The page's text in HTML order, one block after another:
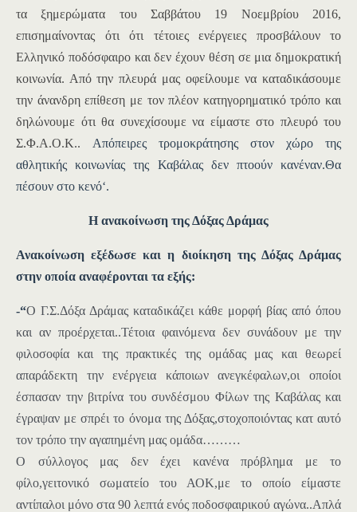
τα ξημερώματα του Σαββάτου 19 Νοεμβρίου 2016,
επισημαίνοντας ότι ότι τέτοιες ενέργειες προσβάλουν το
Ελληνικό ποδόσφαιρο και δεν έχουν θέση σε μια δημοκρατική
κοινωνία. Από την πλευρά μας οφείλουμε να καταδικάσουμε
την άνανδρη επίθεση με τον πλέον κατηγορηματικό τρόπο και
δηλώνουμε ότι θα συνεχίσουμε να είμαστε στο πλευρό του
Σ.Φ.Α.Ο.Κ.. Απόπειρες τρομοκράτησης στον χώρο της
αθλητικής κοινωνίας της Καβάλας δεν πτοούν κανέναν.Θα
πέσουν στο κενό‘.
Η ανακοίνωση της Δόξας Δράμας
Ανακοίνωση εξέδωσε και η διοίκηση της Δόξας Δράμας
στην οποία αναφέρονται τα εξής:
-“Ο Γ.Σ.Δόξα Δράμας καταδικάζει κάθε μορφή βίας από όπου
και αν προέρχεται..Τέτοια φαινόμενα δεν συνάδουν με την
φιλοσοφία και της πρακτικές της ομάδας μας και θεωρεί
απαράδεκτη την ενέργεια κάποιων ανεγκέφαλων,οι οποίοι
έσπασαν την βιτρίνα του συνδέσμου Φίλων της Καβάλας και
έγραψαν με σπρέι το όνομα της Δόξας,στοχοποιόντας κατ αυτό
τον τρόπο την αγαπημένη μας ομάδα………
Ο σύλλογος μας δεν έχει κανένα πρόβλημα με το
φίλο,γειτονικό σωματείο του ΑΟΚ,με το οποίο είμαστε
αντίπαλοι μόνο στα 90 λεπτά ενός ποδοσφαιρικού αγώνα..Απλά